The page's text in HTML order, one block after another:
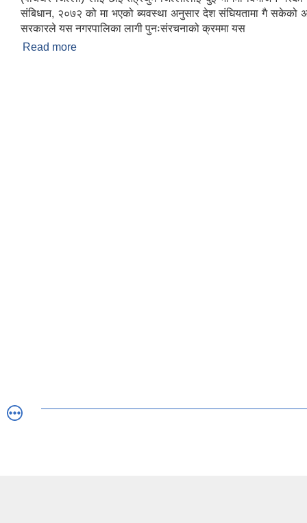
संबिधान, २०७२ को मा भएको ब्यवस्था अनुसार देश संघियतामा गै सकेको
सरकारले यस नगरपालिका लागी पुनःसंरचनाको क्रममा यस
Read more